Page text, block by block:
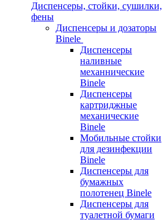
Диспенсеры, стойки, сушилки,
фены
Диспенсеры и дозаторы
Binele
Диспенсеры
наливные
механнические
Binele
Диспенсеры
картриджные
механические
Binele
Мобильные стойки
для дезинфекции
Binele
Диспенсеры для
бумажных
полотенец Binele
Диспенсеры для
туалетной бумаги